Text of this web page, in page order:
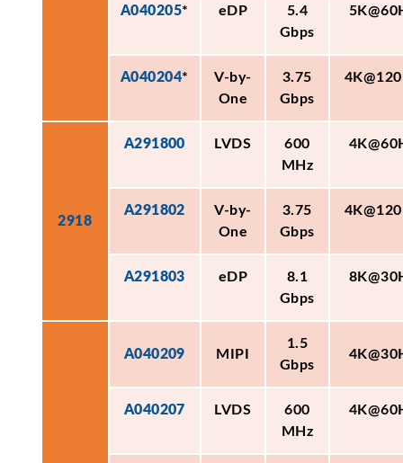
A040205* eDP
5.4
Gbps
A040204*
V-by-
One
3.75
Gbps
2918
A291800 LVDS
600
MHz
A291802
V-by-
One
3.75
Gbps
A291803 eDP
8.1
Gbps
A040209 MIPI
1.5
Gbps
A040207 LVDS
600
MHz